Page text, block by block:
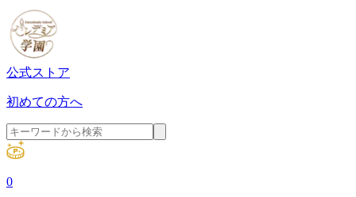
公式ストア
初めての方へ
0